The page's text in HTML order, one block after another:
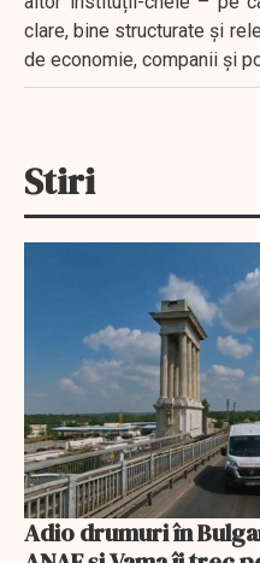
clare, bine structurate și
de economie, companii și
Stiri
Adio drumuri în